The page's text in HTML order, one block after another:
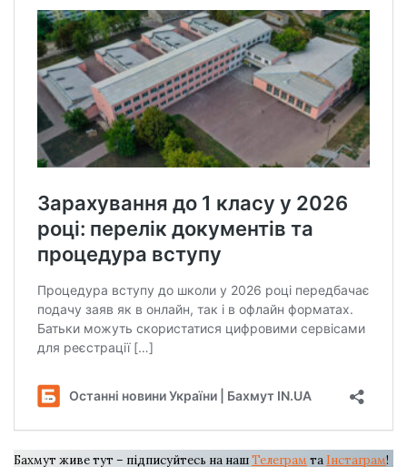
Бахмут живе тут – підписуйтесь на нашТелеграм та Інстаграм!